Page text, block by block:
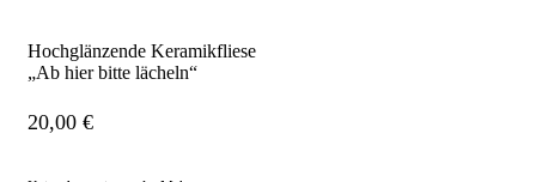
Hochglänzende Keramikfliese
„Ab hier bitte lächeln“
20,00 €